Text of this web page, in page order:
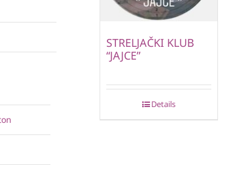
STRELJAČKI KLUB
“JAJCE”
Details